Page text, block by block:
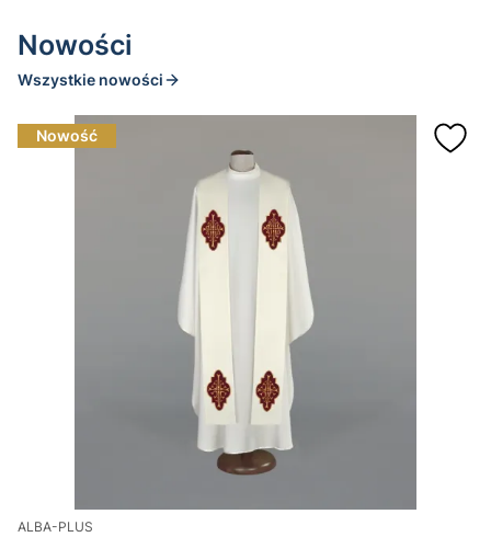
Nowości
Wszystkie nowości
Nowość
ALBA-PLUS